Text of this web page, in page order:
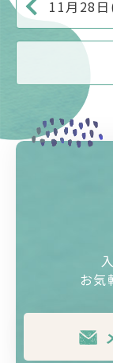
11月28
お気